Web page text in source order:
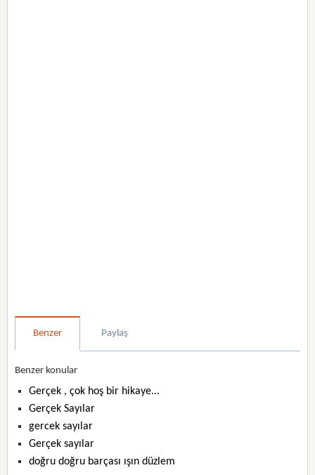
Benzer Paylaş
Benzer konular
Gerçek , çok hoş bir hikaye...
Gerçek Sayılar
gercek sayılar
Gerçek sayılar
doğru doğru barçası ışın düzlem